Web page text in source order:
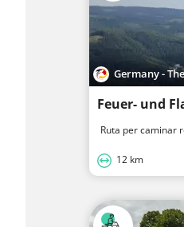
Germany -
Ruta per caminar
12 km